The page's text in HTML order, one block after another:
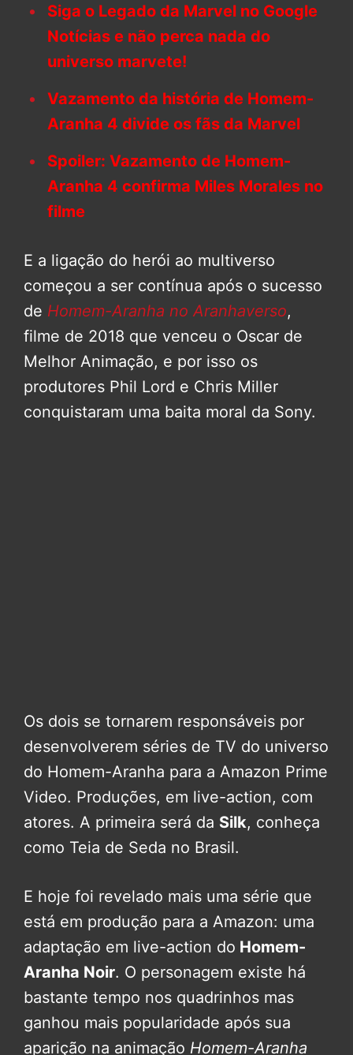
Siga o Legado da Marvel no Google
Notícias e não perca nada do
universo marvete!
Vazamento da história de Homem-
Aranha 4 divide os fãs da Marvel
Spoiler: Vazamento de Homem-
Aranha 4 confirma Miles Morales no
filme
E a ligação do herói ao multiverso
começou a ser contínua após o sucesso
de Homem-Aranha no Aranhaverso,
filme de 2018 que venceu o Oscar de
Melhor Animação, e por isso os
produtores Phil Lord e Chris Miller
conquistaram uma baita moral da Sony.
Os dois se tornarem responsáveis por
desenvolverem séries de TV do universo
do Homem-Aranha para a Amazon Prime
Video. Produções, em live-action, com
atores. A primeira será da Silk, conheça
como Teia de Seda no Brasil.
E hoje foi revelado mais uma série que
está em produção para a Amazon: uma
adaptação em live-action do Homem-
Aranha Noir. O personagem existe há
bastante tempo nos quadrinhos mas
ganhou mais popularidade após sua
aparição na animação Homem-Aranha